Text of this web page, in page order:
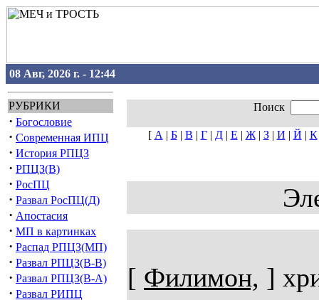
08 Авг, 2026 г. - 12:44
РУБРИКИ
· Богословие
· Современная ИПЦ
· История РПЦЗ
· РПЦЗ(В)
· РосПЦ
· Развал РосПЦ(Д)
· Апостасия
· МП в картинках
· Распад РПЦЗ(МП)
· Развал РПЦЗ(В-В)
· Развал РПЦЗ(В-А)
· Развал РИПЦ
Поиск
[ А | Б| В | Г| Д| Е | Ж| З| И | Й | К
[ Филимон, ]